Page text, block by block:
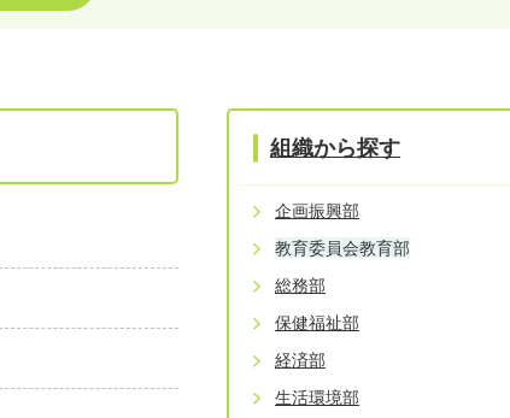
組織から探す
企画振興部
教育委員会教育部
総務部
保健福祉部
経済部
生活環境部